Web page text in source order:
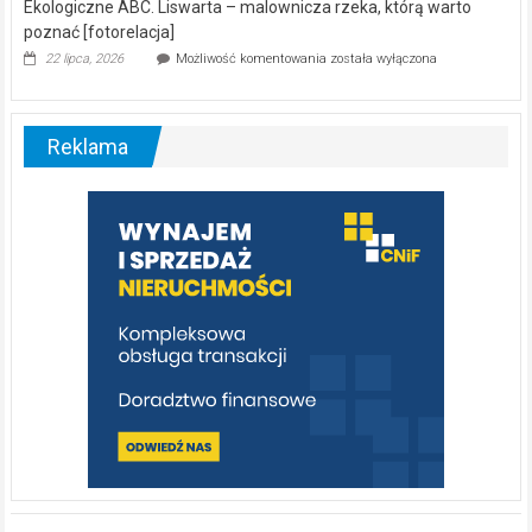
Ekologiczne ABC. Liswarta – malownicza rzeka, którą warto
poznać [fotorelacja]
22 lipca, 2026 Możliwość komentowania Ekologiczne
–
warto
[fotorelacja]
została wyłączona
Reklama